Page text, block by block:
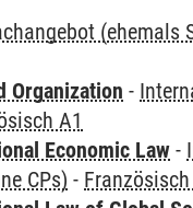
(ehemals
Organization -
A1
Economic Law -
CPs) - Französisch